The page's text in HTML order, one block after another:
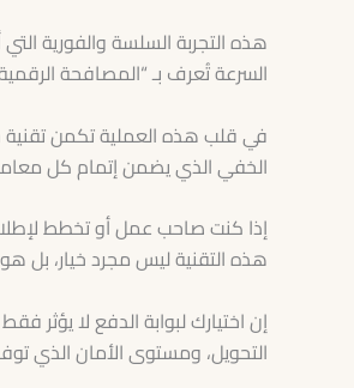
هذه التجربة السلسة والفورية
السرعة تُعرف بـ “المصافحة
في قلب هذه العملية تكمن تقنية
الخفي الذي يضمن إتمام كل
إذا كنت صاحب عمل أو تخطط
هذه التقنية ليس مجرد خيار، بل هو
إن اختيارك لبوابة الدفع لا يؤثر
التحويل، ومستوى الأمان الذي